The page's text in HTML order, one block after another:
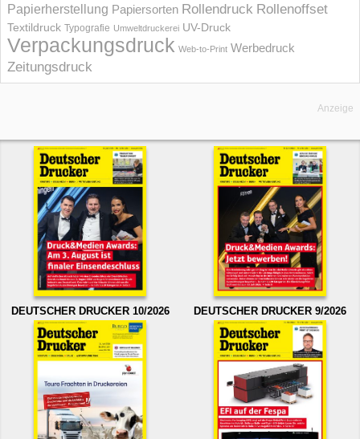
Papierherstellung Papiersorten Rollendruck Rollenoffset
Textildruck Typografie Umweltdruckerei UV-Druck
Verpackungsdruck Web-to-Print Werbedruck
Zeitungsdruck
Anzeige
DEUTSCHER DRUCKER 10/2026 DEUTSCHER DRUCKER 9/2026